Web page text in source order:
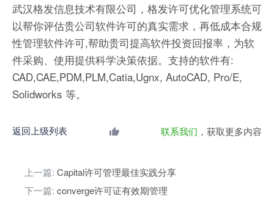
武汉格发信息技术有限公司，格发许可优化管理系统可
以帮你评估贵公司软件许可的真实需求，再低成本合规
性管理软件许可,帮助贵司提高软件投资回报率，为软
件采购、使用提供科学决策依据。支持的软件有:
CAD,CAE,PDM,PLM,Catia,Ugnx, AutoCAD, Pro/E,
Solidworks 等。
返回上级列表 联系我们 ，获取更多内容
上一篇: Capital许可管理最佳实践分享
下一篇: converge许可证有效期管理